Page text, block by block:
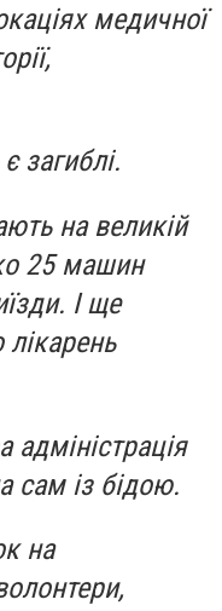
медичної
загиблі.
на великій
25 машин
І ще
адміністрація
сам із бідою.
на